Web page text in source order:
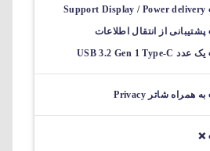
Support Display / Power delivery
پشتیبانی از انتقال اطلاعات
یک عدد USB 3.2 Gen 1 Type-C
به همراه شاتر Privacy
❌